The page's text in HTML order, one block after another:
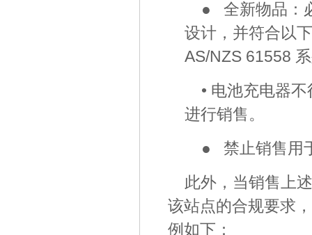
● 全新物品：
设计，并符合以
AS/NZS 61558
• 电池充电器
进行销售。
● 禁止销售用
此外，当销售上
该站点的合规要求
例如下：